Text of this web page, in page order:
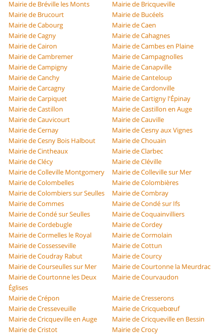
Mairie de Bréville les Monts
Mairie de Bricqueville
Mairie de Brucourt
Mairie de Bucéels
Mairie de Cabourg
Mairie de Caen
Mairie de Cagny
Mairie de Cahagnes
Mairie de Cairon
Mairie de Cambes en Plaine
Mairie de Cambremer
Mairie de Campagnolles
Mairie de Campigny
Mairie de Canapville
Mairie de Canchy
Mairie de Canteloup
Mairie de Carcagny
Mairie de Cardonville
Mairie de Carpiquet
Mairie de Cartigny l'Épinay
Mairie de Castillon
Mairie de Castillon en Auge
Mairie de Cauvicourt
Mairie de Cauville
Mairie de Cernay
Mairie de Cesny aux Vignes
Mairie de Cesny Bois Halbout
Mairie de Chouain
Mairie de Cintheaux
Mairie de Clarbec
Mairie de Clécy
Mairie de Cléville
Mairie de Colleville Montgomery
Mairie de Colleville sur Mer
Mairie de Colombelles
Mairie de Colombières
Mairie de Colombiers sur Seulles
Mairie de Combray
Mairie de Commes
Mairie de Condé sur Ifs
Mairie de Condé sur Seulles
Mairie de Coquainvilliers
Mairie de Cordebugle
Mairie de Cordey
Mairie de Cormelles le Royal
Mairie de Cormolain
Mairie de Cossesseville
Mairie de Cottun
Mairie de Coudray Rabut
Mairie de Courcy
Mairie de Courseulles sur Mer
Mairie de Courtonne la Meurdrac
Mairie de Courtonne les Deux
Églises
Mairie de Courvaudon
Mairie de Crépon
Mairie de Cresserons
Mairie de Cresseveuille
Mairie de Cricquebœuf
Mairie de Cricqueville en Auge
Mairie de Cricqueville en Bessin
Mairie de Cristot
Mairie de Crocy